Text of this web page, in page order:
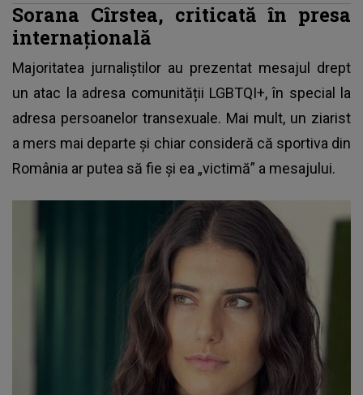
Sorana Cîrstea, criticată în presa
internațională
Majoritatea jurnaliștilor au prezentat mesajul drept
un atac la adresa comunității LGBTQI+, în special la
adresa persoanelor transexuale. Mai mult, un ziarist
a mers mai departe și chiar consideră că sportiva din
România ar putea să fie și ea „victimă” a mesajului.